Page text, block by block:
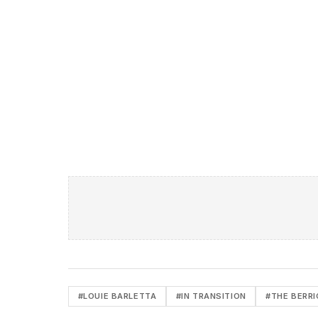
#LOUIE BARLETTA #IN TRANSITION #THE